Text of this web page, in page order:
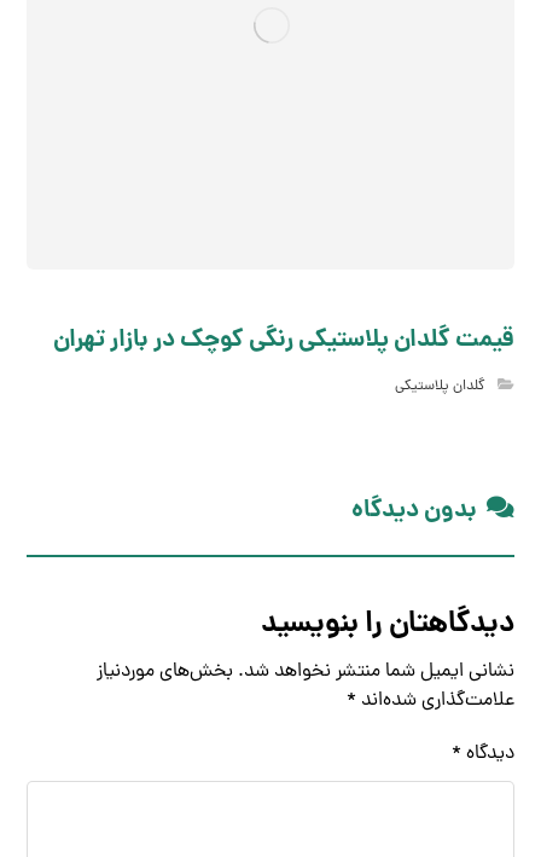
قیمت گلدان پلاستیکی رنگی کوچک در بازار تهران
گلدان پلاستیکی
بدون دیدگاه
دیدگاهتان را بنویسید
نشانی ایمیل شما منتشر نخواهد شد. بخش‌های موردنیاز
علامت‌گذاری شده‌اند *
دیدگاه *